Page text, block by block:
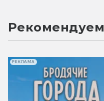
Рекомендуем
РЕКЛАМА